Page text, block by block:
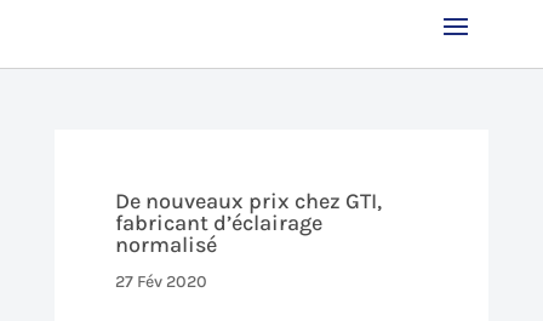
De nouveaux prix chez GTI,
fabricant d’éclairage
normalisé
27 Fév 2020